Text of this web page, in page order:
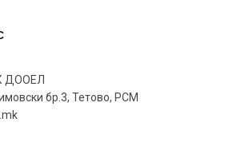
ДООЕЛ
бр.3, Тетово, РСМ